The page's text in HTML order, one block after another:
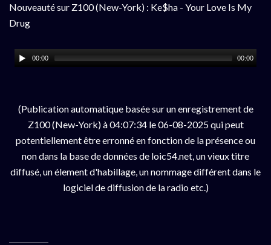
Nouveauté sur Z100 (New-York) : Ke$ha - Your Love Is My
Drug
00:00 00:00
(Publication automatique basée sur un enregistrement de
Z100 (New-York) à 04:07:34 le 06-08-2025 qui peut
potentiellement être erronné en fonction de la présence ou
non dans la base de données de loic54.net, un vieux titre
diffusé, un élement d'habillage, un nommage différent dans le
logiciel de diffusion de la radio etc.)